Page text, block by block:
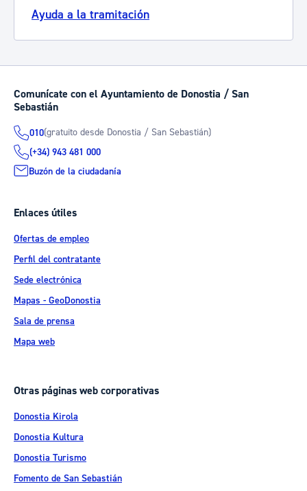
Ayuda a la tramitación
Comunícate con el Ayuntamiento de Donostia / San
Sebastián
010(gratuito desde Donostia / San Sebastián)
(+34) 943 481 000
Buzón de la ciudadanía
Enlaces útiles
Ofertas de empleo
Perfil del contratante
Sede electrónica
Mapas - GeoDonostia
Sala de prensa
Mapa web
Otras páginas web corporativas
Donostia Kirola
Donostia Kultura
Donostia Turismo
Fomento de San Sebastián